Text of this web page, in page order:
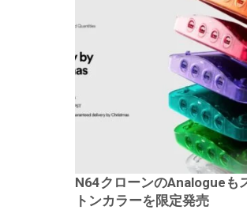
N64クローンのAnalogueも
トンカラーを限定発売